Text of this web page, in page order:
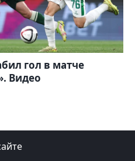
гол в матче
Видео